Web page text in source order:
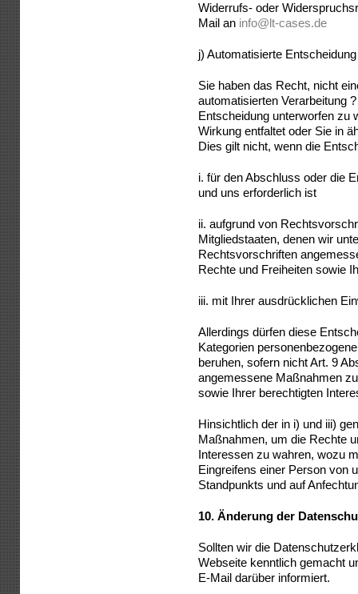
Widerrufs- oder
Mail an info@lt-cases.de
j) Automatisierte
Sie haben das Recht, nicht
automatisierten Verarbeitung
Entscheidung unterworfen zu
Wirkung entfaltet oder Sie in
Dies gilt nicht, wenn die
i. für den Abschluss oder die
und uns erforderlich ist
ii. aufgrund von
Mitgliedstaaten, denen wir
Rechtsvorschriften
Rechte und Freiheiten sowie
iii. mit Ihrer ausdrücklichen
Allerdings dürfen diese
Kategorien
beruhen, sofern nicht Art. 9
angemessene Maßnahmen
sowie Ihrer berechtigten
Hinsichtlich der in i) und iii)
Maßnahmen, um die Rechte
Interessen zu wahren, wozu
Eingreifens einer Person von
Standpunkts und auf
10. Änderung der
Sollten wir die
Webseite kenntlich gemacht
E-Mail darüber informiert.